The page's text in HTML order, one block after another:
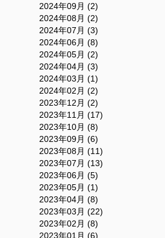
2024年09月 (2)
2024年08月 (2)
2024年07月 (3)
2024年06月 (8)
2024年05月 (2)
2024年04月 (3)
2024年03月 (1)
2024年02月 (2)
2023年12月 (2)
2023年11月 (17)
2023年10月 (8)
2023年09月 (6)
2023年08月 (11)
2023年07月 (13)
2023年06月 (5)
2023年05月 (1)
2023年04月 (8)
2023年03月 (22)
2023年02月 (8)
2023年01月 (6)